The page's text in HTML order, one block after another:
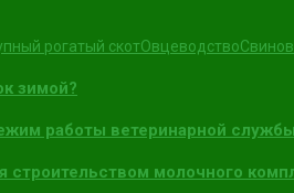
рогатый скотОвцеводство
зимой?
работы ветеринарной
строительством молочного